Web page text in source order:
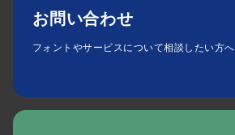
お問い合わせ
フォントやサービスについて相談したい方へ